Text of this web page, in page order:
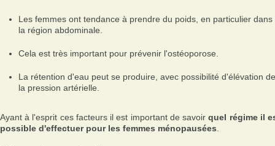
Les femmes ont tendance à prendre du poids, en particulier dans
la région abdominale.
Cela est très important pour prévenir l'ostéoporose.
La rétention d'eau peut se produire, avec possibilité d'élévation de
la pression artérielle.
Ayant à l'esprit ces facteurs il est important de savoirquel régime il
possible d'effectuer pour les femmes ménopausées